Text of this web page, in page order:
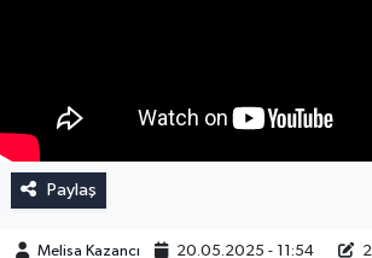
Paylaş
Melisa Kazancı 20.05.2025 - 11:54